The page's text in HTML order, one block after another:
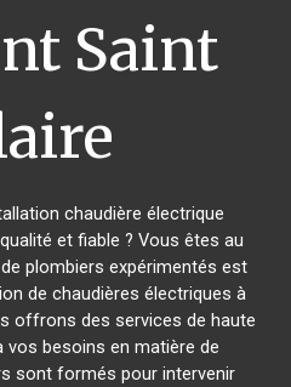
Saint
chaudière électrique
et fiable ? Vous êtes au
plombiers expérimentés est
de chaudières électriques à
offrons des services de haute
vos besoins en matière de
sont formés pour intervenir